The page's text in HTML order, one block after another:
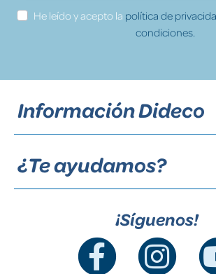
He leído y acepto la política de
condiciones.
Información Dideco
¿Te ayudamos?
¡Síguenos!